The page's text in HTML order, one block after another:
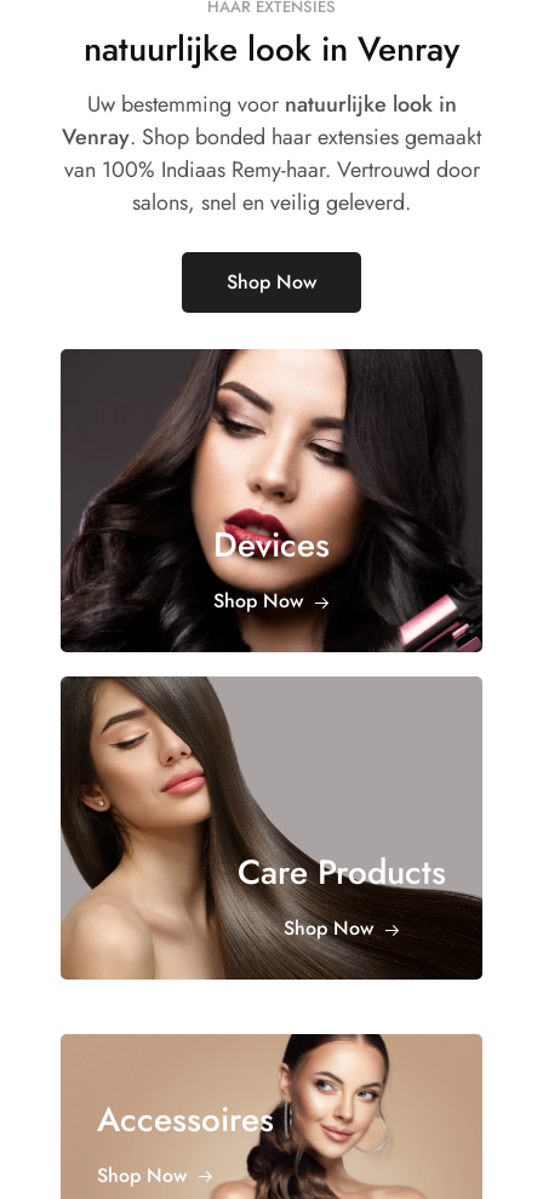
HAAR EXTENSIES
natuurlijke look in Venray
Uw bestemming voornatuurlijke look in
Venray. Shop bonded haar extensies gemaakt
van 100% Indiaas Remy-haar. Vertrouwd door
salons, snel en veilig geleverd.
Shop Now
Devices
Shop Now
Care Products
Shop Now
Accessoires
Shop Now